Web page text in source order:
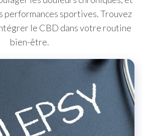
performances sportives. Trouvez
le CBD dans votre routine
bien-être.